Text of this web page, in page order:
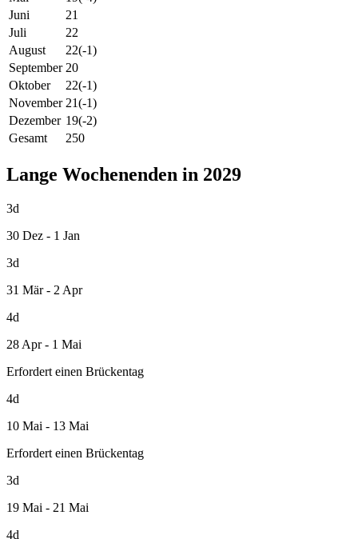
Juni
21
Juli
22
August
22(-1)
September 20
Oktober
22(-1)
November 21(-1)
Dezember 19(-2)
Gesamt
250
Lange Wochenenden in 2029
3d
30 Dez - 1 Jan
3d
31 Mär - 2 Apr
4d
28 Apr - 1 Mai
Erfordert einen Brückentag
4d
10 Mai - 13 Mai
Erfordert einen Brückentag
3d
19 Mai - 21 Mai
4d